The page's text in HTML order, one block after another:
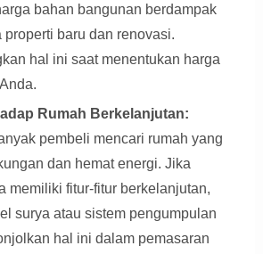
bahan bangunan berdampak
properti baru dan renovasi.
hal ini saat menentukan harga
Rumah Berkelanjutan:
pembeli mencari rumah yang
dan hemat energi. Jika
memiliki fitur-fitur berkelanjutan,
surya atau sistem pengumpulan
hal ini dalam pemasaran